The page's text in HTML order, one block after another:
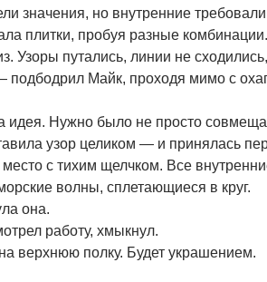
значения, но внутренние
плитки, пробуя разные
Узоры путались, линии не
Майк, проходя мимо с
идея. Нужно было не просто
узор целиком — и принялась
с тихим щелчком. Все
волны, сплетающиеся в круг.
она.
работу, хмыкнул.
верхнюю полку. Будет украшением.